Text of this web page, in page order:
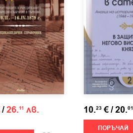
/26.11 лв. 10.23 €/20.01
ПОРЪЧАЙ